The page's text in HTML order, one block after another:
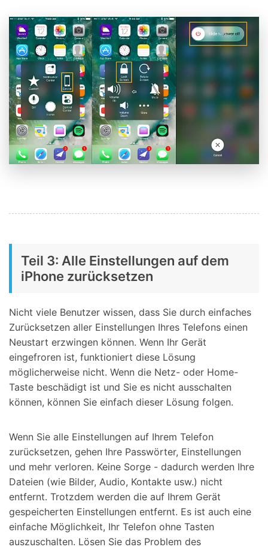
Teil 3: Alle Einstellungen auf dem
iPhone zurücksetzen
Nicht viele Benutzer wissen, dass Sie durch einfaches
Zurücksetzen aller Einstellungen Ihres Telefons einen
Neustart erzwingen können. Wenn Ihr Gerät
eingefroren ist, funktioniert diese Lösung
möglicherweise nicht. Wenn die Netz- oder Home-
Taste beschädigt ist und Sie es nicht ausschalten
können, können Sie einfach dieser Lösung folgen.
Wenn Sie alle Einstellungen auf Ihrem Telefon
zurücksetzen, gehen Ihre Passwörter, Einstellungen
und mehr verloren. Keine Sorge - dadurch werden Ihre
Dateien (wie Bilder, Audio, Kontakte usw.) nicht
entfernt. Trotzdem werden die auf Ihrem Gerät
gespeicherten Einstellungen entfernt. Es ist auch eine
einfache Möglichkeit, Ihr Telefon ohne Tasten
auszuschalten. Lösen Sie das Problem des